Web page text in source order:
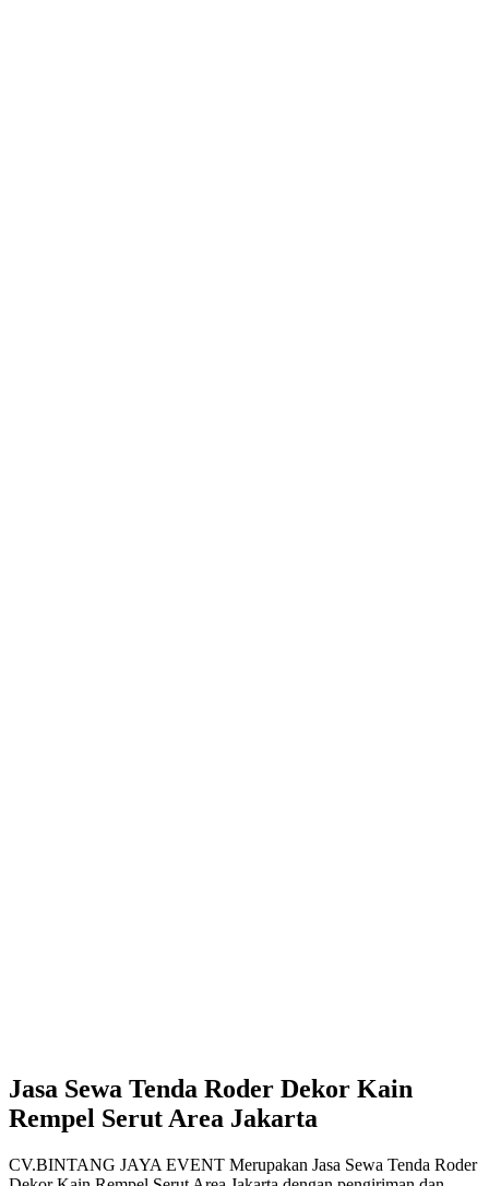
Jasa Sewa Tenda Roder Dekor Kain
Rempel Serut Area Jakarta
CV.BINTANG JAYA EVENT Merupakan Jasa Sewa Tenda Roder